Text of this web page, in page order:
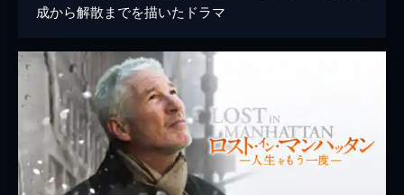
成から解散までを描いたドラマ